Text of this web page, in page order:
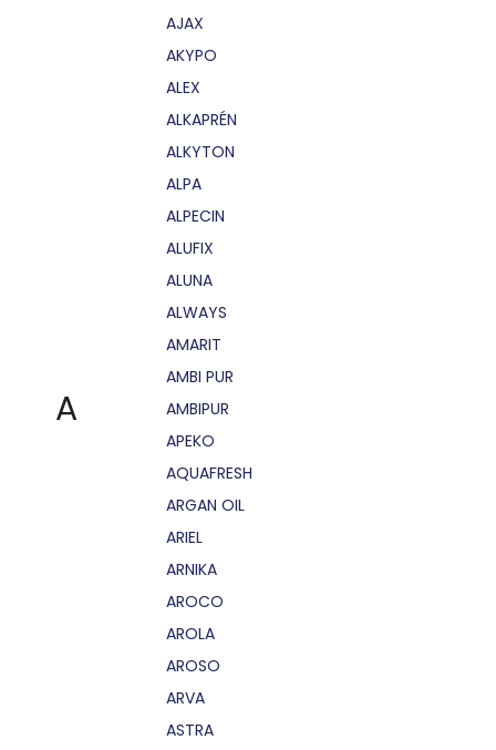
A
AJAX
AKYPO
ALEX
ALKAPRÉN
ALKYTON
ALPA
ALPECIN
ALUFIX
ALUNA
ALWAYS
AMARIT
AMBI PUR
AMBIPUR
APEKO
AQUAFRESH
ARGAN OIL
ARIEL
ARNIKA
AROCO
AROLA
AROSO
ARVA
ASTRA